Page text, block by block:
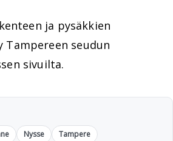
ja pysäkkien
seudun
sivuilta.
Nysse Tampere